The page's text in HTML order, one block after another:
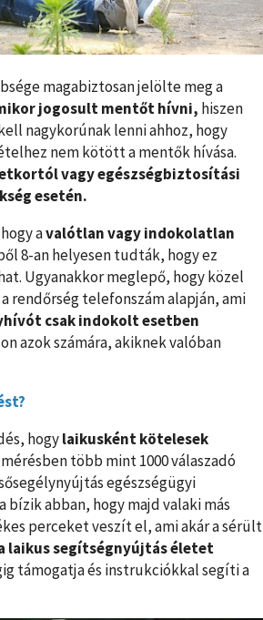
magabiztosan jelölte meg a
jogosult mentőt hívni, hiszen
nagykorúnak lenni ahhoz, hogy
nem kötött a mentők hívása.
vagy egészségbiztosítási
esetén.
avalótlan vagy indokolatlan
8-an helyesen tudták, hogy ez
Ugyanakkor meglepő, hogy közel
rendőrség telefonszám alapján, ami
csak indokolt esetben
azok számára, akiknek valóban
hogylaikusként kötelesek
több mint 1000 válaszadó
egészségügyi
abban, hogy majd valaki más
perceket veszít el, ami akár a sérült
laikus segítségnyújtás életet
támogatja és instrukciókkal segíti a